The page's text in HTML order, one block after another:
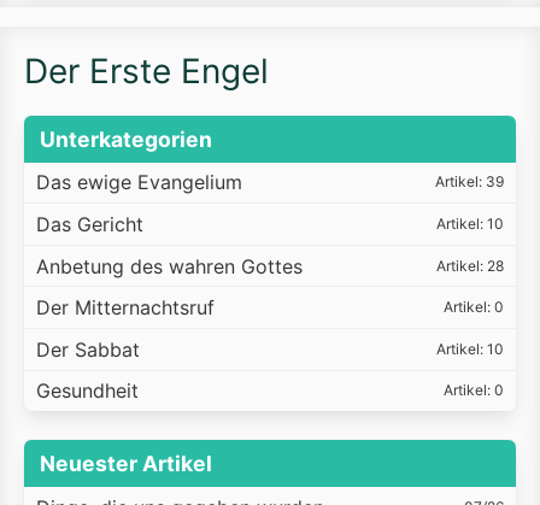
Der Erste Engel
Unterkategorien
Das ewige Evangelium Artikel: 39
Das Gericht Artikel: 10
Anbetung des wahren Gottes Artikel: 28
Der Mitternachtsruf Artikel: 0
Der Sabbat Artikel: 10
Gesundheit Artikel: 0
Neuester Artikel